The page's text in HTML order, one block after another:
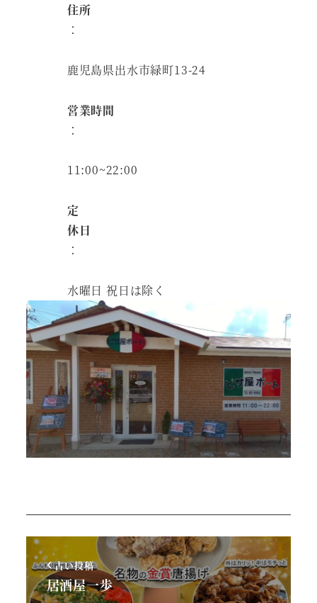
住所
：
鹿児島県出水市緑町13-24
営業時間
：
11:00~22:00
定
休日
：
水曜日 祝日は除く
古い投稿
居酒屋一歩